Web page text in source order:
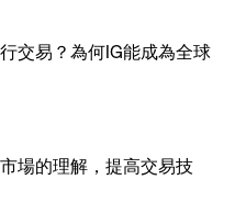
交易？為何IG能成為全球
場的理解，提高交易技